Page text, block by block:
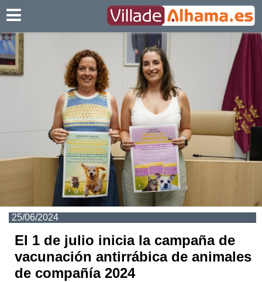
25/06/2024
El 1 de julio inicia la campaña de
vacunación antirrábica de animales
de compañía 2024